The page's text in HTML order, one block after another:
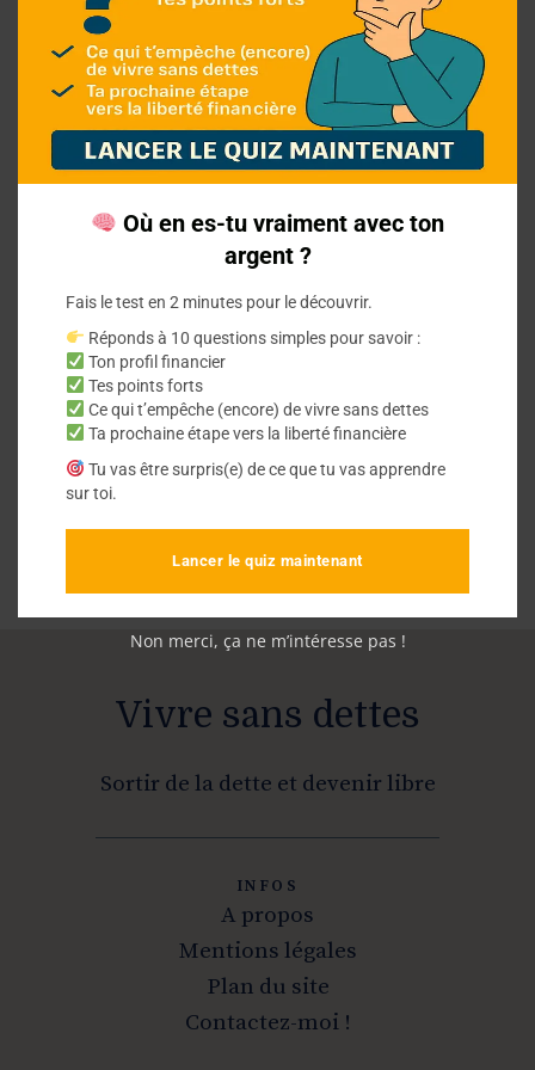
Comparatif : microcrédit
personnel vs crédit
renouvelable
Microcrédit personnel ou crédit renouvelable
? Découvrez les différences clés et choisissez
la meilleure option pour améliorer votre
situation financière.
Vivre sans dettes
Sortir de la dette et devenir libre
INFOS
A propos
Mentions légales
Plan du site
Contactez-moi !
Où en es-tu vraiment avec ton
argent ?
Fais le test en 2 minutes pour le découvrir.
Réponds à 10 questions simples pour savoir :
Ton profil financier
Tes points forts
Ce qui t’empêche (encore) de vivre sans dettes
Ta prochaine étape vers la liberté financière
Tu vas être surpris(e) de ce que tu vas apprendre
sur toi.
Lancer le quiz maintenant
Non merci, ça ne m’intéresse pas !